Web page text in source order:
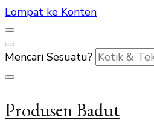
Lompat ke Konten
Mencari Sesuatu?
Produsen Badut